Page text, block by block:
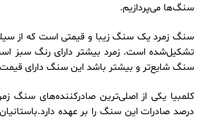
سنگ‌ها می‌پردازیم.
سنگ زمرد یک سنگ زیبا و قیمتی است که از
تشکیل‌شده است. زمرد بیشتر دارای رنگ سبز
سنگ شایع‌تر و بیشتر باشد این سنگ دارای
درصد صادرات این سنگ را بر عهده